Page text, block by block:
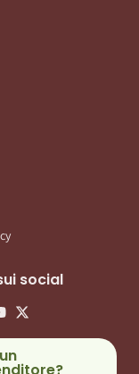
social